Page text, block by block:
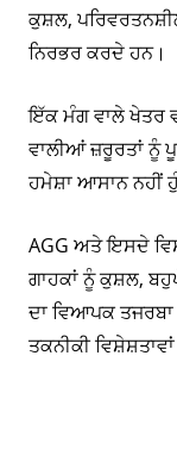
ਕੁਸ਼ਲ,
ਨਿਰਭਰ ਕਰਦੇ ਹਨ।
ਇੱਕ ਮੰਗ ਵਾਲੇ ਖੇਤਰ
ਵਾਲੀਆਂ ਜ਼ਰੂਰਤਾਂ ਨੂੰ
ਹਮੇਸ਼ਾ ਆਸਾਨ ਨਹੀਂ
AGG ਅਤੇ ਇਸਦੇ
ਗਾਹਕਾਂ ਨੂੰ ਕੁਸ਼ਲ,
ਦਾ ਵਿਆਪਕ
ਤਕਨੀਕੀ